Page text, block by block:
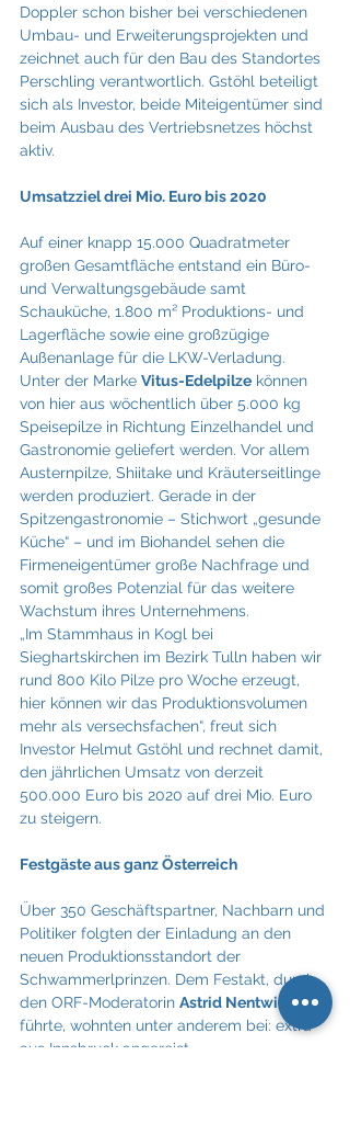
Doppler schon bisher bei verschiedenen
Umbau- und Erweiterungsprojekten und
zeichnet auch für den Bau des Standortes
Perschling verantwortlich. Gstöhl beteiligt
sich als Investor, beide Miteigentümer sind
beim Ausbau des Vertriebsnetzes höchst
aktiv.
Umsatzziel drei Mio. Euro bis 2020
Auf einer knapp 15.000 Quadratmeter
großen Gesamtfläche entstand ein Büro-
und Verwaltungsgebäude samt
Schauküche, 1.800 m² Produktions- und
Lagerfläche sowie eine großzügige
Außenanlage für die LKW-Verladung.
Unter der Marke Vitus-Edelpilze können
von hier aus wöchentlich über 5.000 kg
Speisepilze in Richtung Einzelhandel und
Gastronomie geliefert werden. Vor allem
Austernpilze, Shiitake und Kräuterseitlinge
werden produziert. Gerade in der
Spitzengastronomie – Stichwort „gesunde
Küche“ – und im Biohandel sehen die
Firmeneigentümer große Nachfrage und
somit großes Potenzial für das weitere
Wachstum ihres Unternehmens.
„Im Stammhaus in Kogl bei
Sieghartskirchen im Bezirk Tulln haben wir
rund 800 Kilo Pilze pro Woche erzeugt,
hier können wir das Produktionsvolumen
mehr als versechsfachen“, freut sich
Investor Helmut Gstöhl und rechnet damit,
den jährlichen Umsatz von derzeit
500.000 Euro bis 2020 auf drei Mio. Euro
zu steigern.
Festgäste aus ganz Österreich
Über 350 Geschäftspartner, Nachbarn und
Politiker folgten der Einladung an den
neuen Produktionsstandort der
Schwammerlprinzen. Dem Festakt, durch
den ORF-Moderatorin Astrid Nentwich
führte, wohnten unter anderem bei: extra
aus Innsbruck angereist,